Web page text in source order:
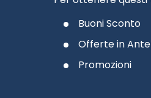
Buoni Sconto
Offerte in
Promozioni